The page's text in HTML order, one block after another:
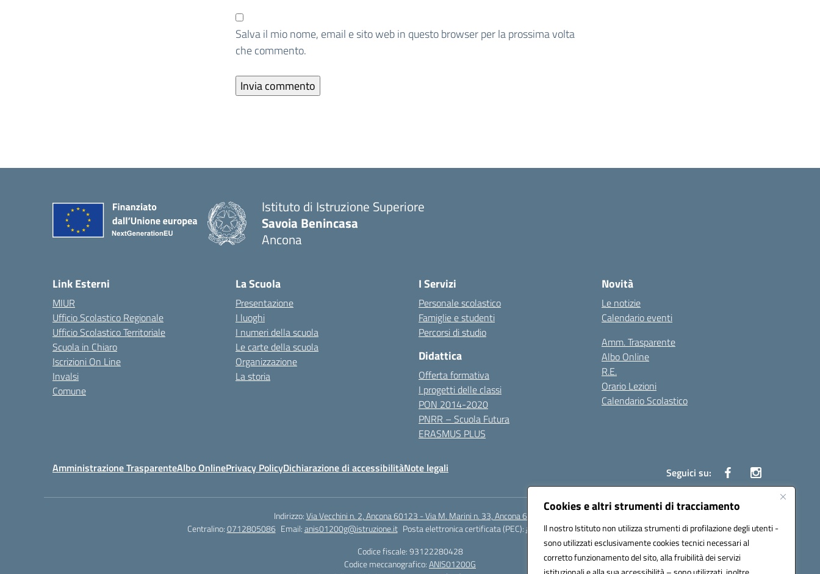
Cookies e altri strumenti di tracciamento
Il nostro Istituto non utilizza strumenti di profilazione degli utenti -
sono utilizzati esclusivamente cookies tecnici necessari al
corretto funzionamento del sito, alla fruibilità dei servizi
Salva il mio nome, email e sito web in questo browser per la prossima volta
che commento.
Istituto di Istruzione Superiore
Savoia Benincasa
Ancona
Link Esterni
MIUR
Ufficio Scolastico Regionale
Ufficio Scolastico Territoriale
Scuola in Chiaro
Iscrizioni On Line
Invalsi
Comune
La Scuola
Presentazione
I luoghi
I numeri della scuola
Le carte della scuola
Organizzazione
La storia
I Servizi
Personale scolastico
Famiglie e studenti
Percorsi di studio
Didattica
Offerta formativa
I progetti delle classi
PON 2014-2020
PNRR – Scuola Futura
ERASMUS PLUS
Novità
Le notizie
Calendario eventi
Amm. Trasparente
Albo Online
R.E.
Orario Lezioni
Calendario Scolastico
Amministrazione TrasparenteAlbo OnlinePrivacy PolicyDichiarazione di accessibilitàNote legali Seguici su:
Indirizzo:Via Vecchini n. 2, Ancona 60123 - Via M. Marini n. 33, Ancona 60129
Centralino:0712805086 Email:anis01200g@istruzione.it Posta elettronica certificata (PEC):anis01200g@pec.istruzione.it
Codice fiscale: 93122280428
Codice meccanografico:ANIS01200G